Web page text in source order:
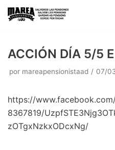
Saltar
ACCIÓN DÍA 5/5
por mareapensionistaad 07/
https://
8367819/
zOTgxNzkxODcxNg/